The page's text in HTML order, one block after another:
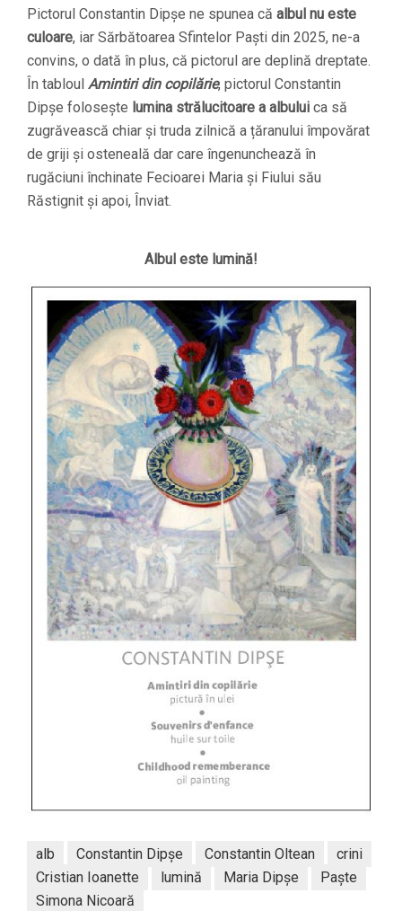
Pictorul Constantin Dipșe ne spunea că albul nu este
culoare, iar Sărbătoarea Sfintelor Paști din 2025, ne-a
convins, o dată în plus, că pictorul are deplină dreptate.
În tabloul Amintiri din copilărie, pictorul Constantin
Dipșe folosește lumina strălucitoare a albului ca să
zugrăvească chiar și truda zilnică a țăranului împovărat
de griji și osteneală dar care îngenunchează în
rugăciuni închinate Fecioarei Maria și Fiului său
Răstignit și apoi, Înviat.
Albul este lumină!
alb Constantin Dipșe Constantin Oltean
crini
Cristian Ioanette
lumină Maria Dipșe
Paște
Simona Nicoară